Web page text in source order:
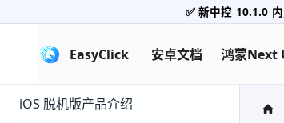
✅ 新中控 10.1.0
EasyClick 安卓文档 鸿蒙Next
iOS 脱机版产品介绍